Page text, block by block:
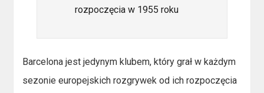
rozpoczęcia w 1955 roku
Barcelona jest jedynym klubem, który grał w każdym
sezonie europejskich rozgrywek od ich rozpoczęcia